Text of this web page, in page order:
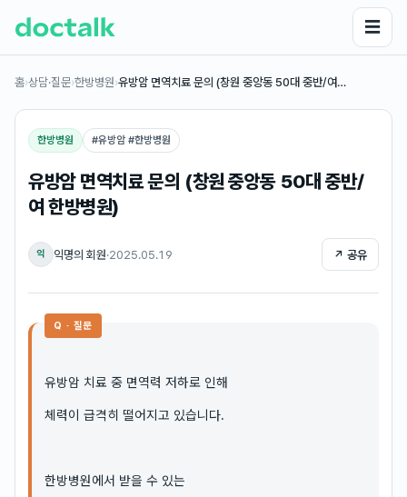
☰
홈›상담·질문›한방병원›유방암 면역치료 문의 (창원 중앙동 50대 중반/여…
한방병원 #유방암 #한방병원
유방암 면역치료 문의 (창원 중앙동 50대 중반/
여 한방병원)
익 익명의 회원·2025.05.19 ↗ 공유
Q · 질문
유방암 치료 중 면역력 저하로 인해
체력이 급격히 떨어지고 있습니다.
한방병원에서 받을 수 있는